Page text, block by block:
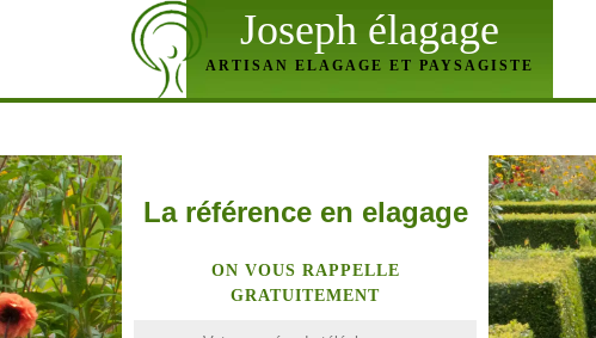
Joseph élagage
ARTISAN ELAGAGE ET PAYSAGISTE
La référence en elagage
ON VOUS RAPPELLE
GRATUITEMENT